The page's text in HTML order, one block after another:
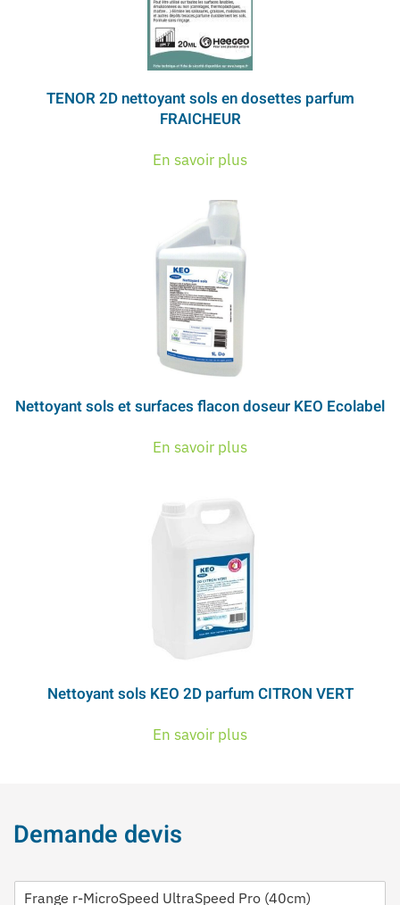
TENOR 2D nettoyant sols en dosettes parfum
FRAICHEUR
En savoir plus
Nettoyant sols et surfaces flacon doseur KEO Ecolabel
En savoir plus
Nettoyant sols KEO 2D parfum CITRON VERT
En savoir plus
Demande devis